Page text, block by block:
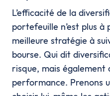
L’efficacité de la
portefeuille n’est plus à
meilleure stratégie à
bourse. Qui dit
risque, mais également
performance. Prenons